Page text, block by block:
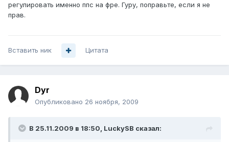
регулировать именно ппс на фре. Гуру, поправьте, если я не
прав.
Вставить ник Цитата
Dyr
Опубликовано 26 ноября, 2009
В 25.11.2009 в 18:50, LuckySB сказал: